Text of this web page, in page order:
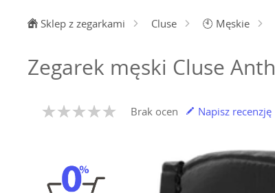
Sklep z zegarkami Cluse 🕙 Męskie
Zegarek męski Cluse
Brak ocen Napisz recenzję